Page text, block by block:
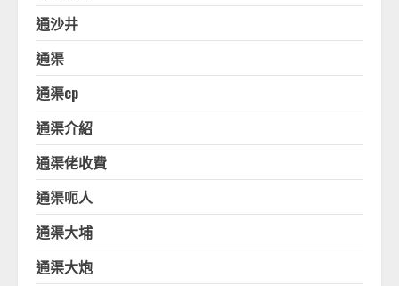
通沙井
通渠
通渠cp
通渠介紹
通渠佬收費
通渠呃人
通渠大埔
通渠大炮